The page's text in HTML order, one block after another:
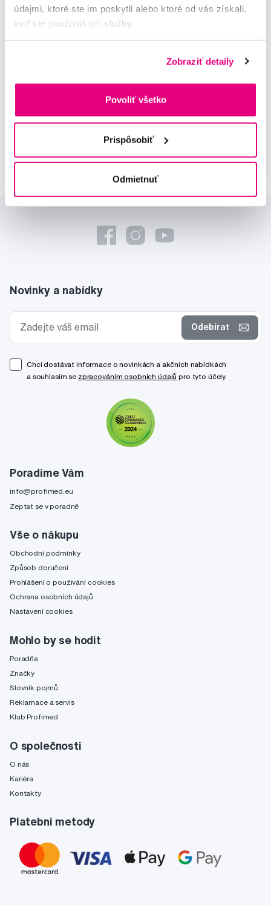
údajmi, ktoré ste im poskytli alebo ktoré od vás získali,
keď ste používali ich služby.
Zobraziť detaily
Povoliť všetko
Prispôsobiť
Odmietnuť
MUDr. Alena Krugová
Lucie Vokůrková
odborná konzultácia dentálnej
Poradíme Vám
info@profimed.eu
Zeptat se v poradně
Vše o nákupu
Obchodní podmínky
Způsob doručení
Prohlášení o používání cookies
Ochrana osobních údajů
Nastavení cookies
Mohlo by se hodit
Poradňa
Značky
Slovník pojmů
Reklamace a servis
Klub Profimed
O společnosti
O nás
Kariéra
Kontakty
Platební metody
Novinky a nabídky
Odebírat
Chci dostávat informace o novinkách a akčních nabídkách
a souhlasím se zpracováním osobních údajů pro tyto účely.